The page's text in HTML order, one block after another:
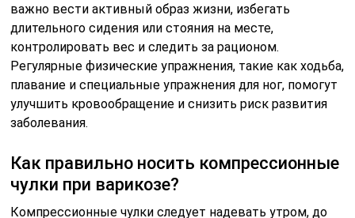
важно вести активный образ жизни, избегать
длительного сидения или стояния на месте,
контролировать вес и следить за рационом.
Регулярные физические упражнения, такие как ходьба,
плавание и специальные упражнения для ног, помогут
улучшить кровообращение и снизить риск развития
заболевания.
Как правильно носить компрессионные
чулки при варикозе?
Компрессионные чулки следует надевать утром, до